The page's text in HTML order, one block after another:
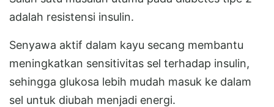
adalah resistensi insulin.
Senyawa aktif dalam kayu secang membantu
meningkatkan sensitivitas sel terhadap insulin,
sehingga glukosa lebih mudah masuk ke dalam
sel untuk diubah menjadi energi.